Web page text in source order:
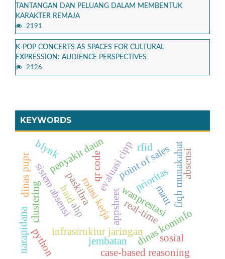
TANTANGAN DAN PELUANG DALAM MEMBENTUK
KARAKTER REMAJA
2191
K-POP CONCERTS AS SPACES FOR CULTURAL
EXPRESSION: AUDIENCE PERSPECTIVES
2126
KEYWORDS
wanprestasi
appsheet
infrastruktur jaringan
ahp
prioritas
dinas kominfo
fiqh munakahat
rotasi kerja
evaluasi cipp
sistem absensi qr code
real-time
point of sales
penyakit daun
clustering paskibra
case-based reasoning
blynk
haid
jembatan
maut
dinas pupr
narapidanapython
absensi
rfid
sosial